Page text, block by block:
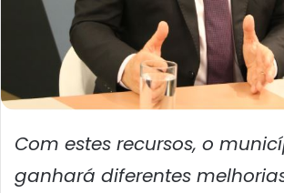
Com estes recursos, o
ganhará diferentes